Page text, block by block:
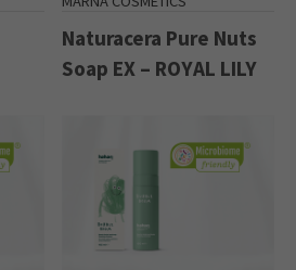
Naturacera Pure Nuts
Soap EX – ROYAL LILY